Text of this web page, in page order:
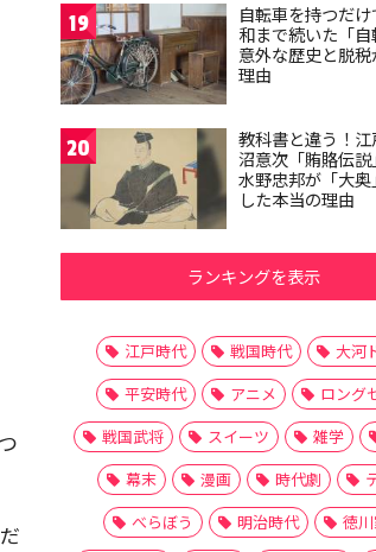
19
自転車を持つだ
和まで続いた「
意外な歴史と脱
理由
20
教科書と違う！
沼意次「賄賂伝説
水野忠邦が「大
した本当の理由
ランキングを表示
江戸時代 戦国時代
大河
平安時代
アニメ
ロング
戦国武将
スイーツ 雑学
幕末
漫画 時代劇
べらぼう
明治時代
徳